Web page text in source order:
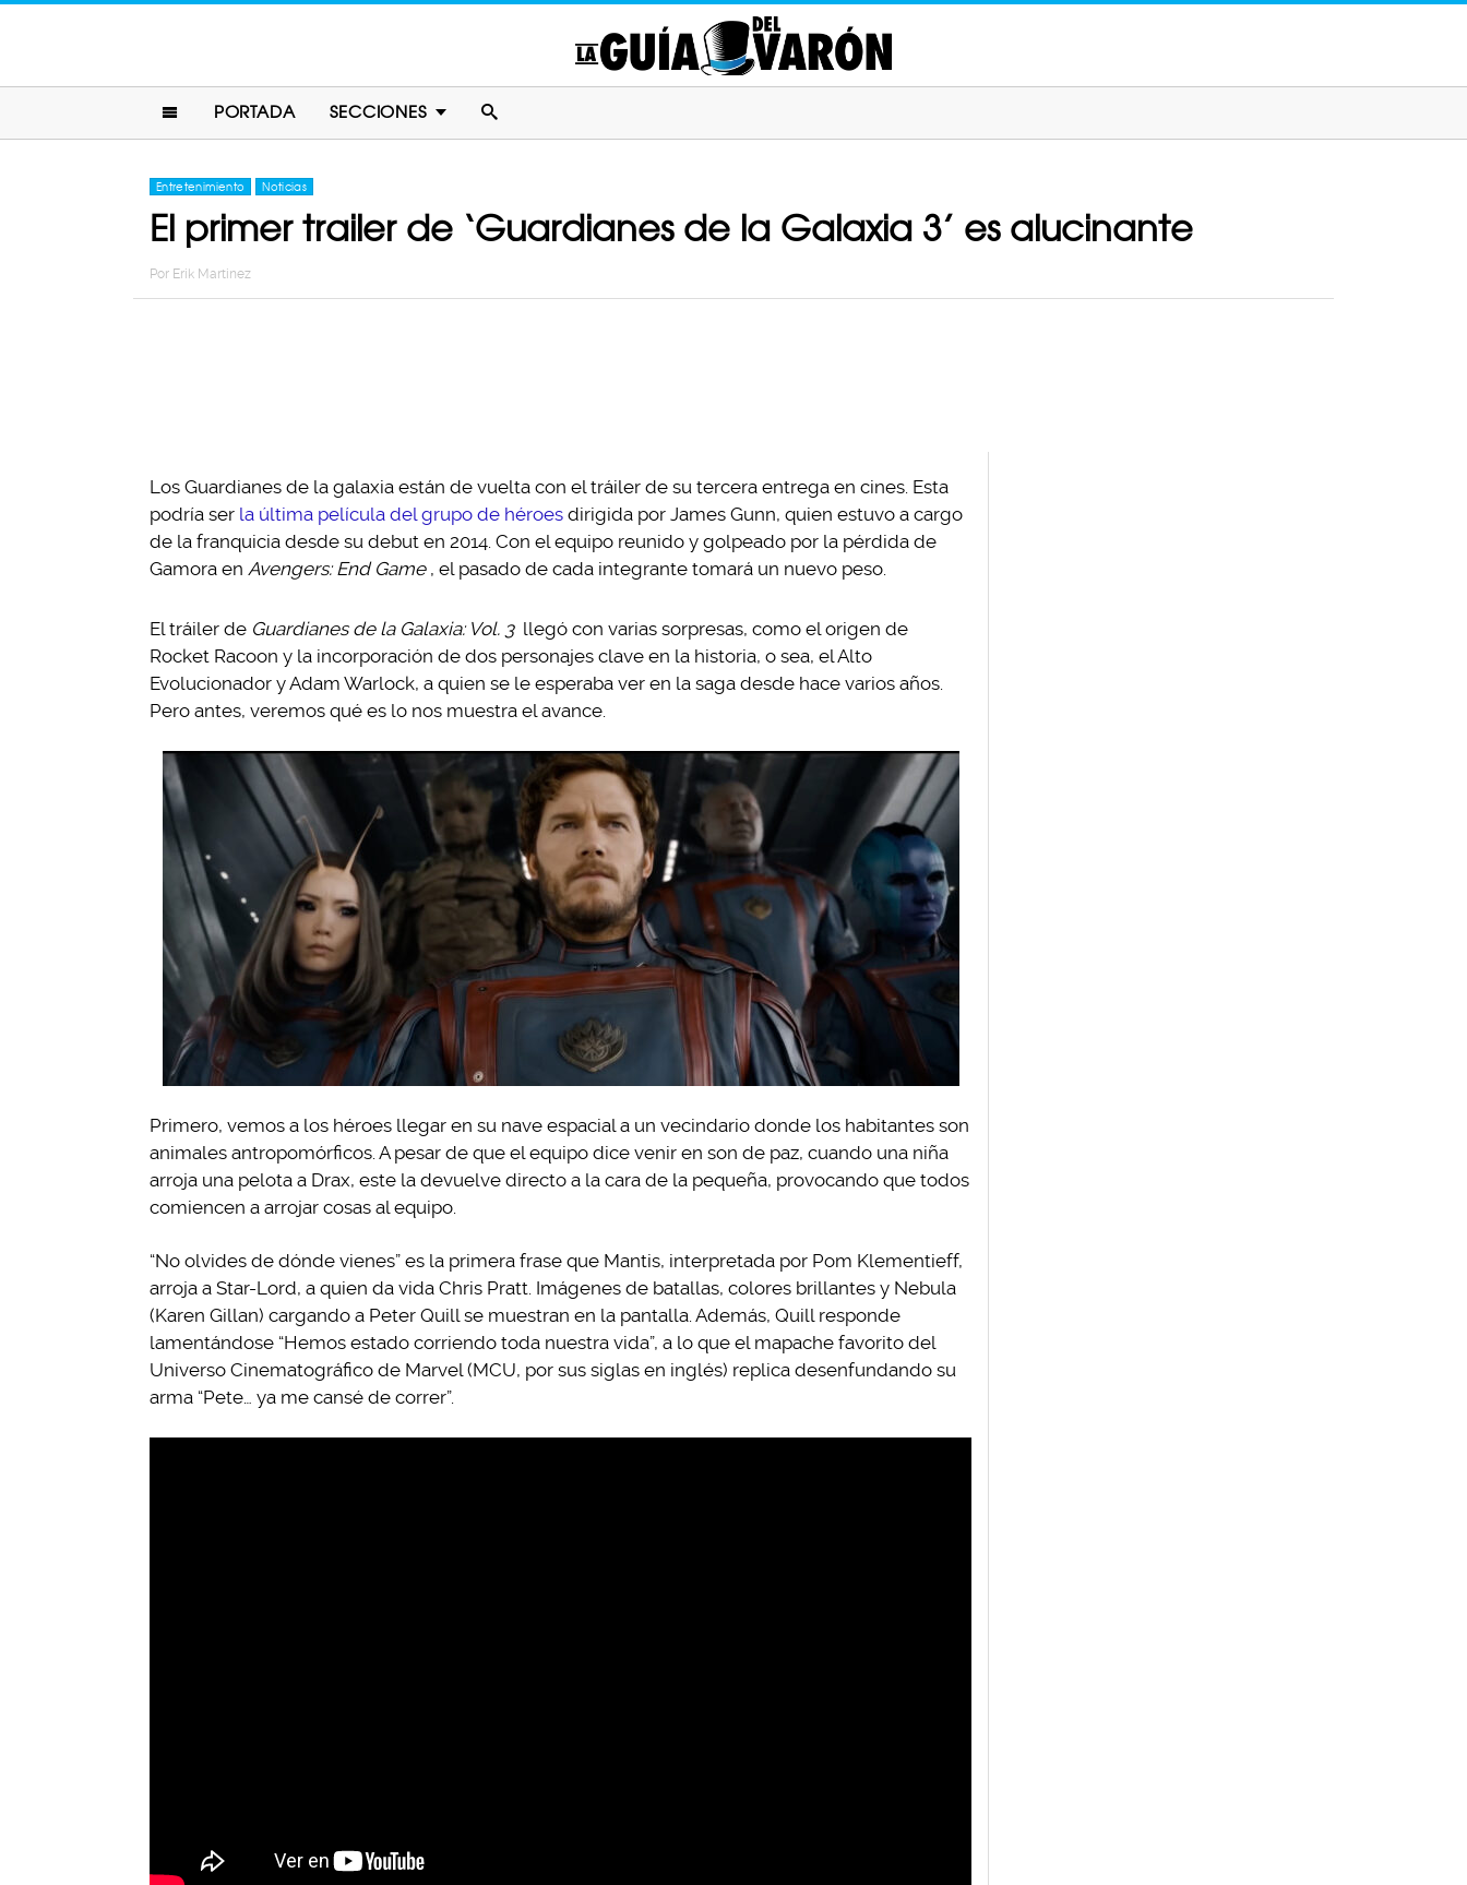
PORTADA SECCIONES
Entretenimiento Noticias
El primer trailer de ‘Guardianes de la Galaxia 3’ es alucinante
Por Erik Martinez
Los Guardianes de la galaxia están de vuelta con el tráiler de su tercera entrega en cines. Esta
podría ser la última película del grupo de héroes dirigida por James Gunn, quien estuvo a cargo
de la franquicia desde su debut en 2014. Con el equipo reunido y golpeado por la pérdida de
Gamora en Avengers: End Game , el pasado de cada integrante tomará un nuevo peso.
El tráiler de Guardianes de la Galaxia: Vol. 3 llegó con varias sorpresas, como el origen de
Rocket Racoon y la incorporación de dos personajes clave en la historia, o sea, el Alto
Evolucionador y Adam Warlock, a quien se le esperaba ver en la saga desde hace varios años.
Pero antes, veremos qué es lo nos muestra el avance.
Primero, vemos a los héroes llegar en su nave espacial a un vecindario donde los habitantes son
animales antropomórficos. A pesar de que el equipo dice venir en son de paz, cuando una niña
arroja una pelota a Drax, este la devuelve directo a la cara de la pequeña, provocando que todos
comiencen a arrojar cosas al equipo.
“No olvides de dónde vienes” es la primera frase que Mantis, interpretada por Pom Klementieff,
arroja a Star-Lord, a quien da vida Chris Pratt. Imágenes de batallas, colores brillantes y Nebula
(Karen Gillan) cargando a Peter Quill se muestran en la pantalla. Además, Quill responde
lamentándose “Hemos estado corriendo toda nuestra vida”, a lo que el mapache favorito del
Universo Cinematográfico de Marvel (MCU, por sus siglas en inglés) replica desenfundando su
arma “Pete… ya me cansé de correr”.